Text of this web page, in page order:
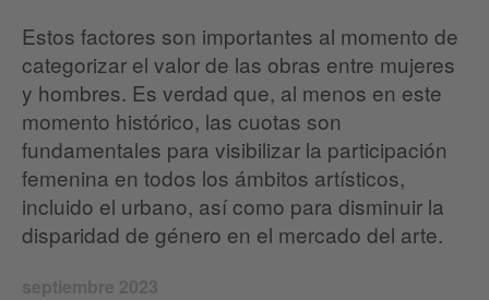
Estos factores son importantes al momento de
categorizar el valor de las obras entre mujeres
y hombres. Es verdad que, al menos en este
momento histórico, las cuotas son
fundamentales para visibilizar la participación
femenina en todos los ámbitos artísticos,
incluido el urbano, así como para disminuir la
disparidad de género en el mercado del arte.
septiembre 2023